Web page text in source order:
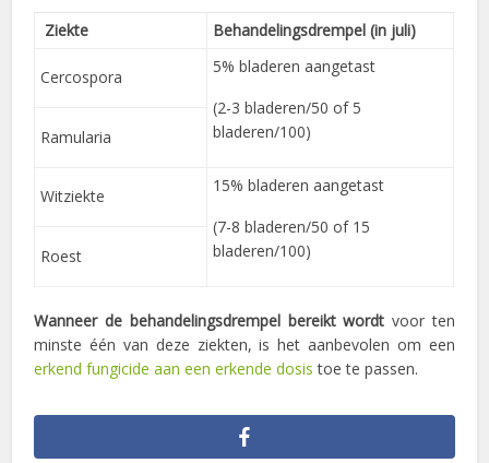
Ziekte Behandelingsdrempel (in juli)
Cercospora
5% bladeren aangetast
(2-3 bladeren/50 of 5
bladeren/100)
Ramularia
Witziekte
15% bladeren aangetast
(7-8 bladeren/50 of 15
bladeren/100)
Roest
Wanneer de behandelingsdrempel bereikt wordt voor ten
minste één van deze ziekten, is het aanbevolen om een
erkend fungicide aan een erkende dosis toe te passen.